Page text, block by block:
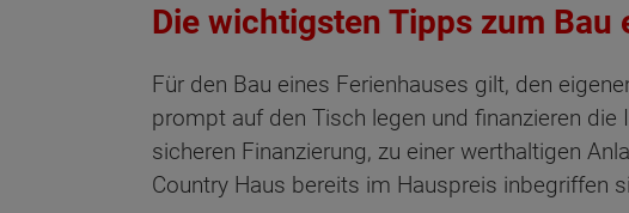
Die wichtigsten Tipps zum Bau
Für den Bau eines Ferienhauses gilt, den
prompt auf den Tisch legen und finanzieren
sicheren Finanzierung, zu einer werthaltigen
Country Haus bereits im Hauspreis inbegriffen